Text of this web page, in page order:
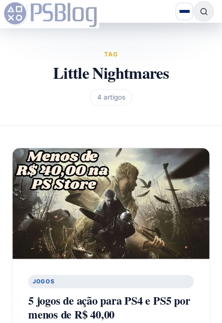
TAG
Little Nightmares
4 artigos
JOGOS
5 jogos de ação para PS4 e PS5 por
menos de R$ 40,00